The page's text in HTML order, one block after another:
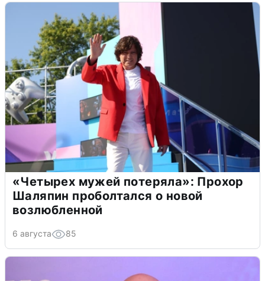
«Четырех мужей потеряла»: Прохор
Шаляпин проболтался о новой
возлюбленной
6 августа 85